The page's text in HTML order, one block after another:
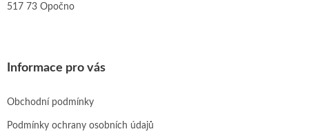
517 73 Opočno
Informace pro vás
Obchodní podmínky
Podmínky ochrany osobních údajů